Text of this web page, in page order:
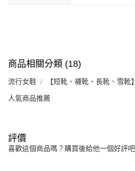
商品相關分類 (18)
流行女鞋 【短靴、襪靴、長靴、雪靴】
人氣商品推薦
評價
喜歡這個商品嗎？購買後給他一個好評吧